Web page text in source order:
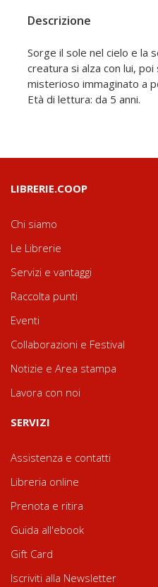
Descrizione
Sorge il sole nel cielo e la
creatura si alza con lui,
misterioso immaginato a
Età di lettura: da 5 anni.
LIBRERIE.COOP
Chi siamo
Le Librerie
Servizi e vantaggi
Raccolta punti
Eventi
Collaborazioni e Festival
Notizie e Area stampa
Lavora con noi
SERVIZI
Assistenza e contatti
Libreria online
Prenota e ritira
Guida all'ebook
Gift Card
Iscriviti alla Newsletter